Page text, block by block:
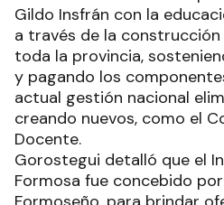
Gildo Insfrán con la
a través de la construcción
toda la provincia,
y pagando los
actual gestión nacional
creando nuevos, como el
Docente.
Gorostegui detalló que el
Formosa fue concebido